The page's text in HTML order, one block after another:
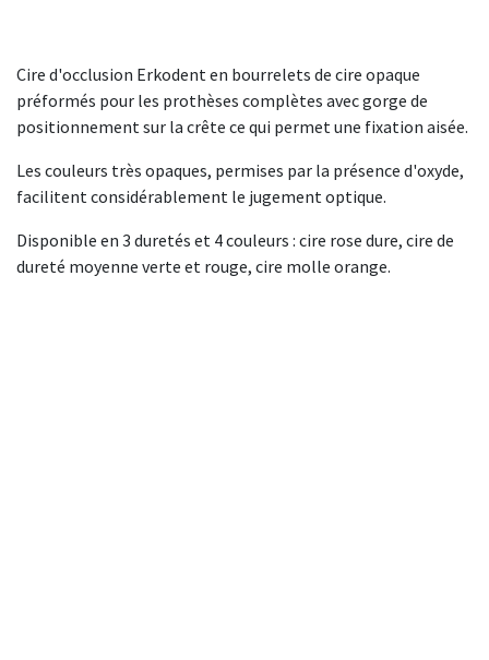
Cire d'occlusion Erkodent en bourrelets de cire opaque
préformés pour les prothèses complètes avec gorge de
positionnement sur la crête ce qui permet une fixation aisée.
Les couleurs très opaques, permises par la présence d'oxyde,
facilitent considérablement le jugement optique.
Disponible en 3 duretés et 4 couleurs : cire rose dure, cire de
dureté moyenne verte et rouge, cire molle orange.